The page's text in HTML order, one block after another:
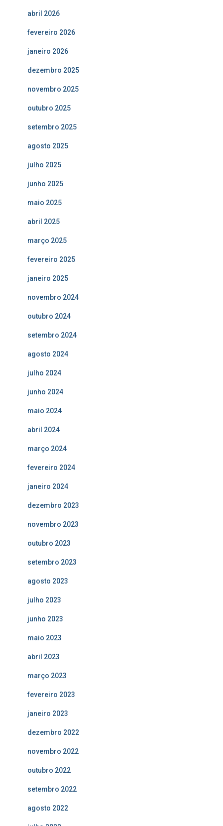
abril 2026
fevereiro 2026
janeiro 2026
dezembro 2025
novembro 2025
outubro 2025
setembro 2025
agosto 2025
julho 2025
junho 2025
maio 2025
abril 2025
março 2025
fevereiro 2025
janeiro 2025
novembro 2024
outubro 2024
setembro 2024
agosto 2024
julho 2024
junho 2024
maio 2024
abril 2024
março 2024
fevereiro 2024
janeiro 2024
dezembro 2023
novembro 2023
outubro 2023
setembro 2023
agosto 2023
julho 2023
junho 2023
maio 2023
abril 2023
março 2023
fevereiro 2023
janeiro 2023
dezembro 2022
novembro 2022
outubro 2022
setembro 2022
agosto 2022